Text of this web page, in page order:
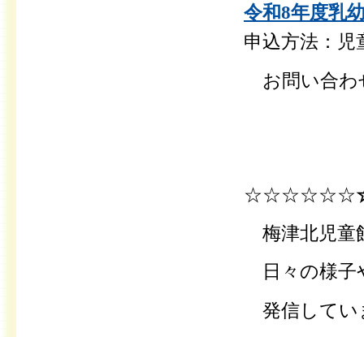
令和8年度乳
申込方法：
お問い合わ
☆☆☆☆☆☆
梅津北児童
日々の様子
発信してい